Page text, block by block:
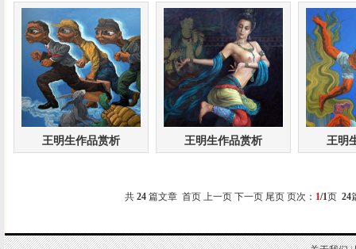
王明生作品赏析 王明生作品赏析 王明
共24 篇文章 首页 上一页 下一页 尾页 页次： 1/1页24